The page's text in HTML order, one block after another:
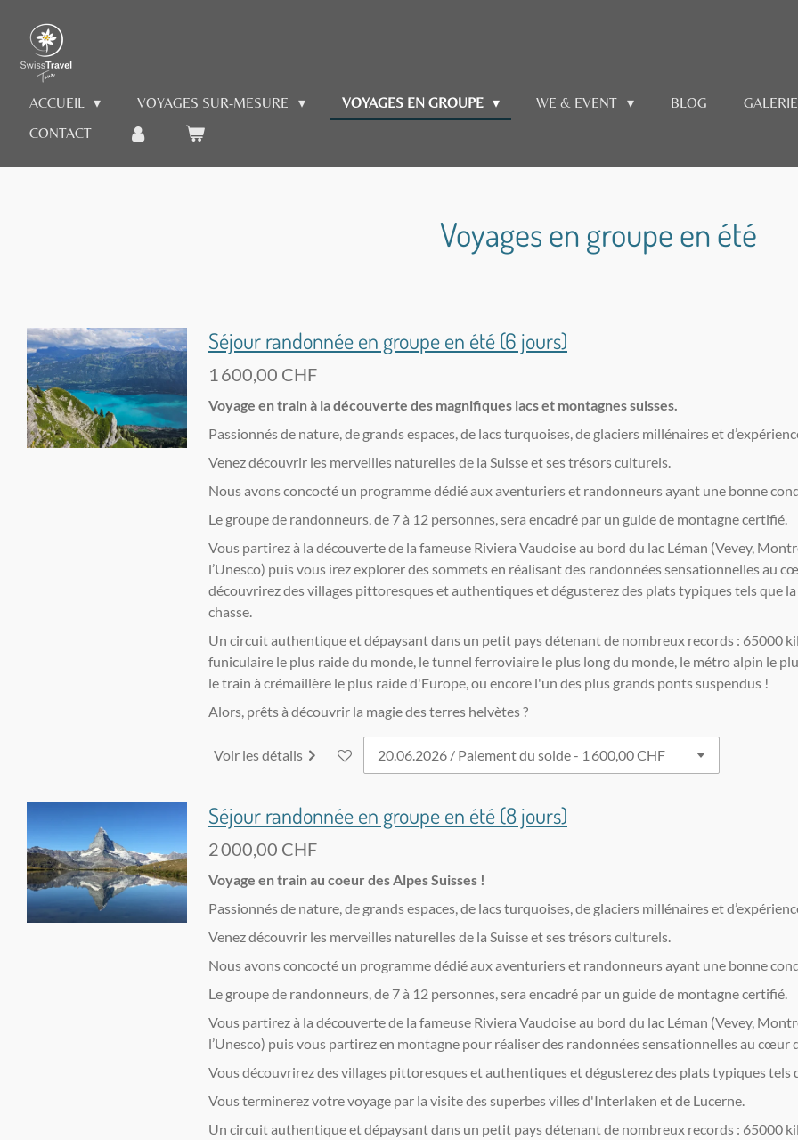
contenu
principal
ACCUEIL VOYAGES SUR-MESURE VOYAGES EN GROUPE WE & EVENT BLOG
CONTACT
Voyages en groupe en été
Séjour randonnée en groupe en été (6 jours)
1 600,00 CHF
Voyage en train à la découverte des magnifiques lacs et montagnes suisses.
Passionnés de nature, de grands espaces, de lacs turquoises, de glaciers millénaires et
Venez découvrir les merveilles naturelles de la Suisse et ses trésors culturels.
Nous avons concocté un programme dédié aux aventuriers et randonneurs ayant une bonne
Le groupe de randonneurs, de 7 à 12 personnes, sera encadré par un guide de montagne certifié.
Vous partirez à la découverte de la fameuse Riviera Vaudoise au bord du lac Léman (Vevey,
l’Unesco) puis vous irez explorer des sommets en réalisant des randonnées sensationnelles au
découvrirez des villages pittoresques et authentiques et dégusterez des plats typiques tels que
chasse.
Un circuit authentique et dépaysant dans un petit pays détenant de nombreux records : 65000
funiculaire le plus raide du monde, le tunnel ferroviaire le plus long du monde, le métro alpin le
le train à crémaillère le plus raide d'Europe, ou encore l'un des plus grands ponts suspendus !
Alors, prêts à découvrir la magie des terres helvètes ?
Voir les détails
Séjour randonnée en groupe en été (8 jours)
2 000,00 CHF
Voyage en train au coeur des Alpes Suisses !
Passionnés de nature, de grands espaces, de lacs turquoises, de glaciers millénaires et
Venez découvrir les merveilles naturelles de la Suisse et ses trésors culturels.
Nous avons concocté un programme dédié aux aventuriers et randonneurs ayant une bonne
Le groupe de randonneurs, de 7 à 12 personnes, sera encadré par un guide de montagne certifié.
Vous partirez à la découverte de la fameuse Riviera Vaudoise au bord du lac Léman (Vevey,
l’Unesco) puis vous partirez en montagne pour réaliser des randonnées sensationnelles au cœur
Vous découvrirez des villages pittoresques et authentiques et dégusterez des plats typiques
Vous terminerez votre voyage par la visite des superbes villes d'Interlaken et de Lucerne.
Un circuit authentique et dépaysant dans un petit pays détenant de nombreux records : 65000